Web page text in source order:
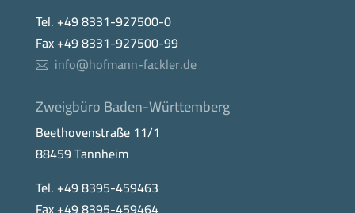
Tel. +49 8331-927500-0
Fax +49 8331-927500-99
info@hofmann-fackler.de
Zweigbüro Baden-Württemberg
Beethovenstraße 11/1
88459 Tannheim
Tel. +49 8395-459463